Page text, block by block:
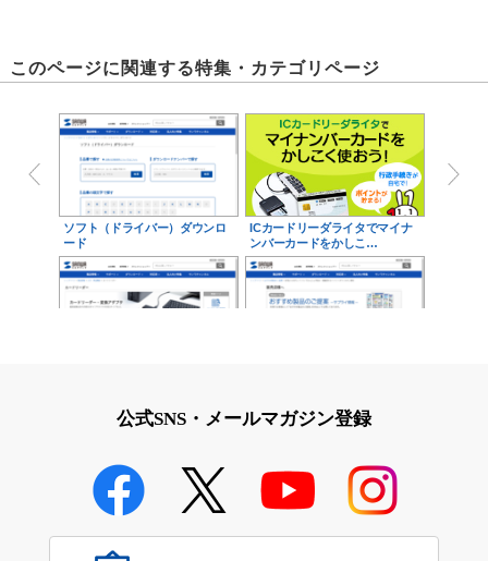
このページに関連する特集・カテゴリページ
ソフト（ドライバー）ダウンロ
ード
ICカードリーダライタでマイナ
ンバーカードをかしこ…
タブレット対応タッチペン
公式SNS・メールマガジン登録